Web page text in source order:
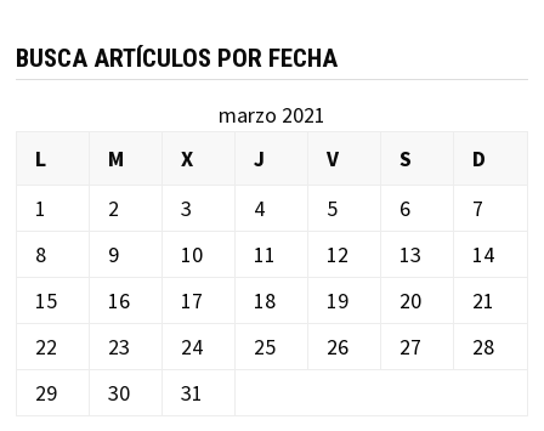
BUSCA ARTÍCULOS POR FECHA
marzo 2021
L
M X J V S
D
1
2 3 4 5 6
7
8
9 10 11 12 13
14
15
16 17 18 19 20
21
22
23 24 25 26 27
28
29
30 31